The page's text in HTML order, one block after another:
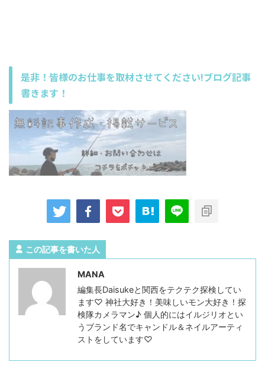
是非！皆様のお仕事を取材させてください!ブログ記事
書きます！
この記事を書いた人
MANA
編集長Daisukeと関西をテクテク探検してい
ます♡ 神社大好き！美味しいモン大好き！探
検隊カメラマン♪ 個人的にはイルジリオとい
うブランド名でキャンドル＆ネイルアーティ
ストをしています♡